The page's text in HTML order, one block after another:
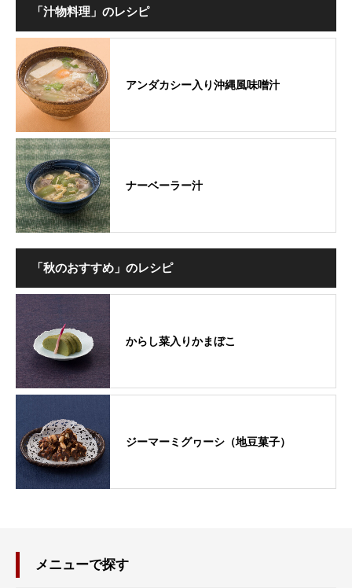
「汁物料理」のレシピ
アンダカシー入り沖縄風味噌汁
ナーベーラー汁
「秋のおすすめ」のレシピ
からし菜入りかまぼこ
ジーマーミグヮーシ（地豆菓子）
メニューで探す